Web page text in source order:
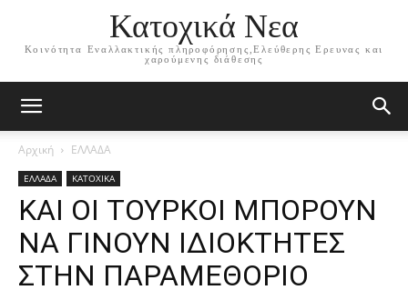
Κατοχικά Νεα
Κοινότητα Εναλλακτικής πληροφόρησης,Ελεύθερης Ερευνας και
χαρούμενης διάθεσης
Αρχική ΕΛΛΑΔΑ
ΕΛΛΑΔΑ ΚΑΤΟΧΙΚΑ
ΚΑΙ ΟΙ ΤΟΥΡΚΟΙ ΜΠΟΡΟΥΝ
ΝΑ ΓΙΝΟΥΝ ΙΔΙΟΚΤΗΤΕΣ
ΣΤΗΝ ΠΑΡΑΜΕΘΟΡΙΟ